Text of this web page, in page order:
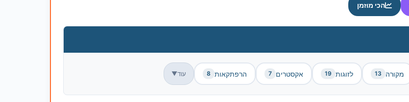
הכי מוזמן
מקורה 13 לזוגות 19 אקסטרים 7 הרפתקאות 8 עוד▼